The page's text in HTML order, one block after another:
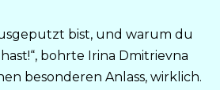
bist, und warum du
bohrte Irina Dmitrievna
besonderen Anlass, wirklich.